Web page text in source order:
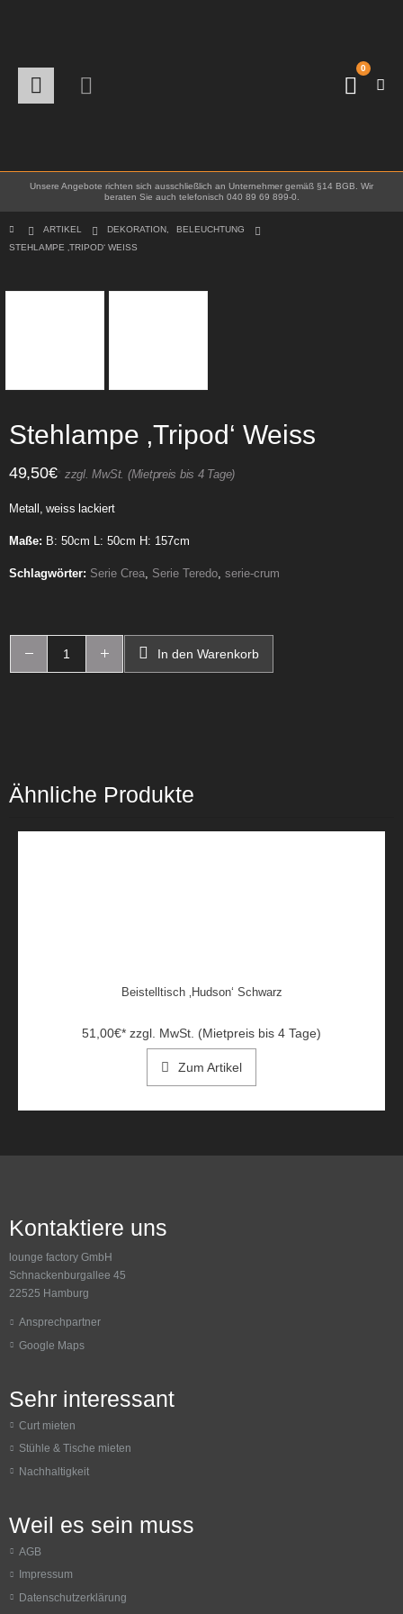
0
Unsere Angebote richten sich ausschließlich an Unternehmer gemäß §14 BGB. Wir
beraten Sie auch telefonisch 040 89 69 899-0.
ARTIKEL DEKORATION,
BELEUCHTUNG
STEHLAMPE ‚TRIPOD‘ WEISS
Stehlampe ‚Tripod‘ Weiss
49,50€* zzgl. MwSt. (Mietpreis bis 4 Tage)
Metall, weiss lackiert
Maße: B: 50cm L: 50cm H: 157cm
Schlagwörter: Serie Crea, Serie Teredo, serie-crum
In den Warenkorb
Ähnliche Produkte
Beistelltisch ‚Hudson‘ Schwarz
51,00€* zzgl. MwSt. (Mietpreis bis 4 Tage)
Zum Artikel
Kontaktiere uns
lounge factory GmbH
Schnackenburgallee 45
22525 Hamburg
Ansprechpartner
Google Maps
Sehr interessant
Curt mieten
Stühle & Tische mieten
Nachhaltigkeit
Weil es sein muss
AGB
Impressum
Datenschutzerklärung